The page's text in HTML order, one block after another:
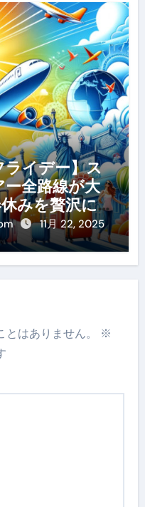
ライデー】ス
全路線が大
みを贅沢に
ド
11月 22, 2025
はありません。
※